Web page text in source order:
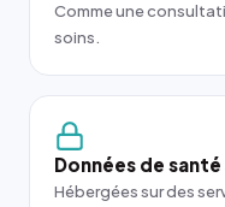
Comme une
soins.
Données de
Hébergées sur des